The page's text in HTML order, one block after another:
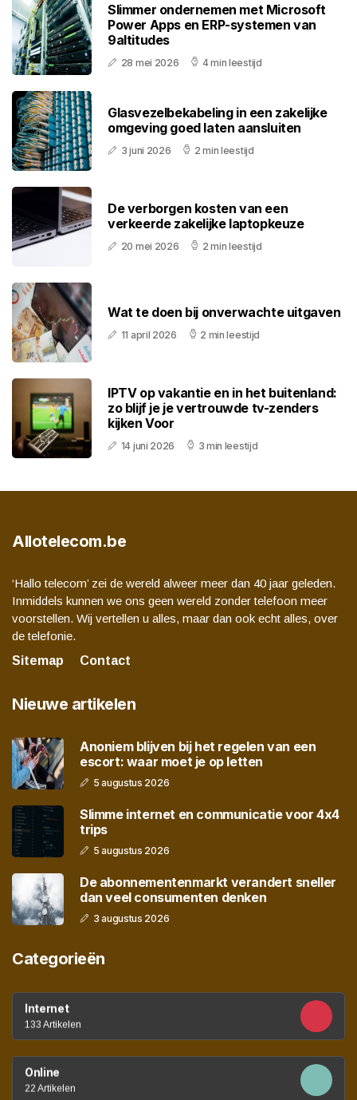
Slimmer ondernemen met Microsoft
Power Apps en ERP-systemen van
9altitudes
28 mei 2026 4 min leestijd
Glasvezelbekabeling in een zakelijke
omgeving goed laten aansluiten
3 juni 2026 2 min leestijd
De verborgen kosten van een
verkeerde zakelijke laptopkeuze
20 mei 2026 2 min leestijd
Wat te doen bij onverwachte uitgaven
11 april 2026 2 min leestijd
IPTV op vakantie en in het buitenland:
zo blijf je je vertrouwde tv-zenders
kijken Voor
14 juni 2026 3 min leestijd
Allotelecom.be
‘Hallo telecom’ zei de wereld alweer meer dan 40 jaar geleden.
Inmiddels kunnen we ons geen wereld zonder telefoon meer
voorstellen. Wij vertellen u alles, maar dan ook echt alles, over
de telefonie.
Sitemap
Contact
Nieuwe artikelen
Anoniem blijven bij het regelen van een
escort: waar moet je op letten
5 augustus 2026
Slimme internet en communicatie voor 4x4
trips
5 augustus 2026
De abonnementenmarkt verandert sneller
dan veel consumenten denken
3 augustus 2026
Categorieën
Internet
133 Artikelen
Online
22 Artikelen